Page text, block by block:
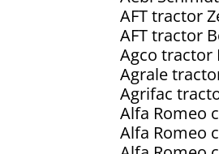
AFT tractor
AFT tractor
Agco tractor
Agrale
Agrifac
Alfa Romeo
Alfa Romeo